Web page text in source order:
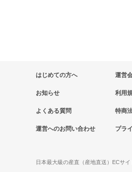
はじめての方へ
お知らせ
よくある質問
運営へのお問い合わせ
運営
利用
特商
プラ
日本最大級の産直（産地直送）ECサ